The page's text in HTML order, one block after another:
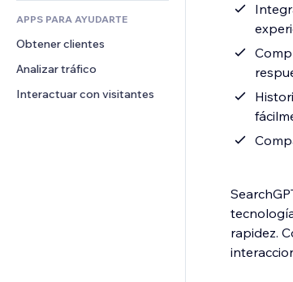
APPS PARA AYUDARTE
Obtener clientes
Analizar tráfico
Interactuar con visitantes
rapidez.